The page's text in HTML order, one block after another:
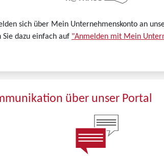
sich über Mein Unternehmenskonto an
Sie dazu einfach auf "Anmelden mit Mein
über unser Portal